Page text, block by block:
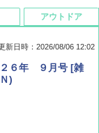
新日時：2026/08/06 12:02
６年 ９月号 [雑
)
アウトドア